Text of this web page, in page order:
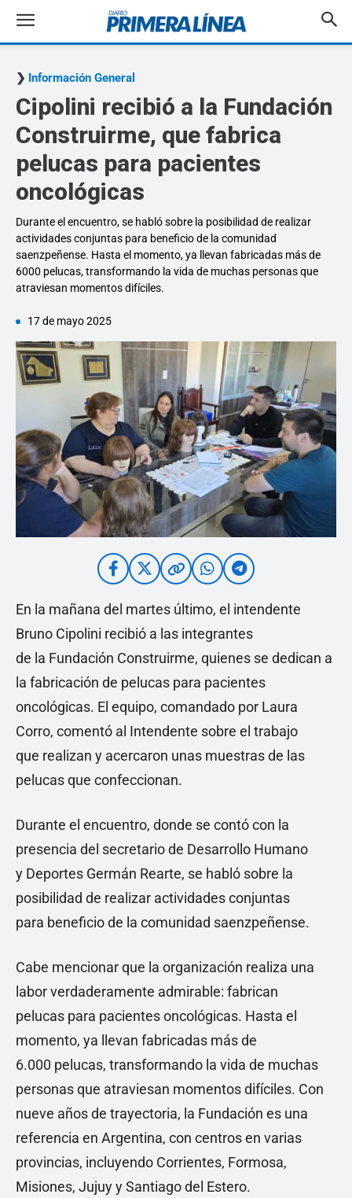
Información General
Cipolini recibió a la Fundación
Construirme, que fabrica
pelucas para pacientes
oncológicas
Durante el encuentro, se habló sobre la posibilidad de realizar
actividades conjuntas para beneficio de la comunidad
saenzpeñense. Hasta el momento, ya llevan fabricadas más de
6000 pelucas, transformando la vida de muchas personas que
atraviesan momentos difíciles.
17 de mayo 2025
En la mañana del martes último, el intendente
Bruno Cipolini recibió a las integrantes
de la Fundación Construirme, quienes se dedican a
la fabricación de pelucas para pacientes
oncológicas. El equipo, comandado por Laura
Corro, comentó al Intendente sobre el trabajo
que realizan y acercaron unas muestras de las
pelucas que confeccionan.
Durante el encuentro, donde se contó con la
presencia del secretario de Desarrollo Humano
y Deportes Germán Rearte, se habló sobre la
posibilidad de realizar actividades conjuntas
para beneficio de la comunidad saenzpeñense.
Cabe mencionar que la organización realiza una
labor verdaderamente admirable: fabrican
pelucas para pacientes oncológicas. Hasta el
momento, ya llevan fabricadas más de
6.000 pelucas, transformando la vida de muchas
personas que atraviesan momentos difíciles. Con
nueve años de trayectoria, la Fundación es una
referencia en Argentina, con centros en varias
provincias, incluyendo Corrientes, Formosa,
Misiones, Jujuy y Santiago del Estero.